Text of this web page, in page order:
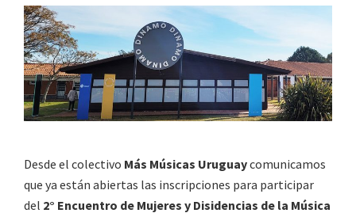
LA
BÚSQUEDA
DE
IGUALDAD
DE
GÉNERO
MUSICAL
Desde el colectivo Más Músicas Uruguaycomunicamos
que ya están abiertas las inscripciones para participar
del 2° Encuentro de Mujeres y Disidencias de la Música